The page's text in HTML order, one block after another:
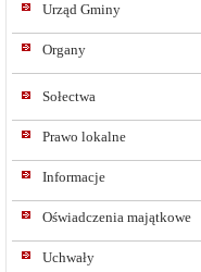
Urząd Gminy
Organy
Sołectwa
Prawo lokalne
Informacje
Oświadczenia majątkowe
Uchwały